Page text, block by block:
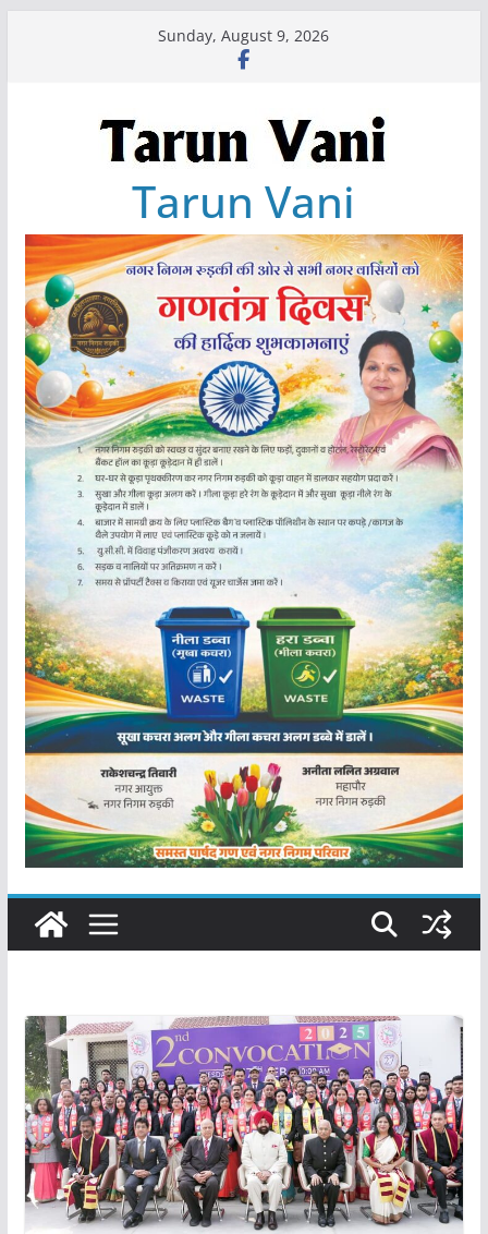
Sunday, August 9, 2026
Tarun Vani